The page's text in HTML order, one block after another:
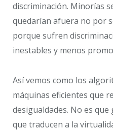
discriminación. Minorías
quedarían afuera no por
porque sufren
inestables y menos
Así vemos como los
máquinas eficientes que
desigualdades. No es
que traducen a la